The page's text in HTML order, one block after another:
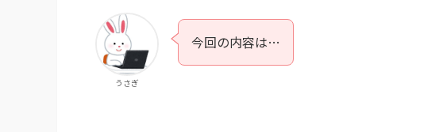
うさぎ
今回の内容は…